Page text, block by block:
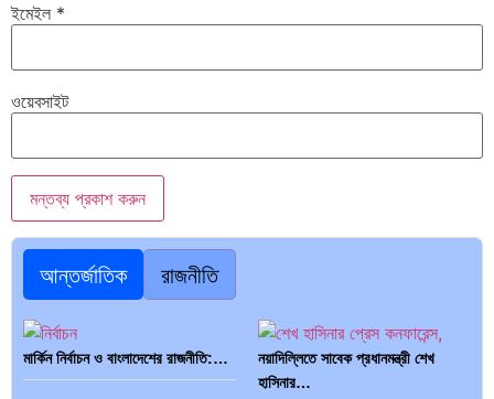
ইমেইল *
ওয়েবসাইট
আন্তর্জাতিক রাজনীতি
মার্কিন নির্বাচন ও বাংলাদেশের রাজনীতি:…
নয়াদিল্লিতে সাবেক প্রধানমন্ত্রী শেখ
হাসিনার…